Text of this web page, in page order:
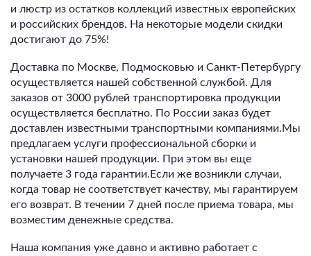
и люстр из остатков коллекций известных европейских
и российских брендов. На некоторые модели скидки
достигают до 75%!
Доставка по Москве, Подмосковью и Санкт-Петербургу
осуществляется нашей собственной службой. Для
заказов от 3000 рублей транспортировка продукции
осуществляется бесплатно. По России заказ будет
доставлен известными транспортными компаниями.Мы
предлагаем услуги профессиональной сборки и
установки нашей продукции. При этом вы еще
получаете 3 года гарантии.Если же возникли случаи,
когда товар не соответствует качеству, мы гарантируем
его возврат. В течении 7 дней после приема товара, мы
возместим денежные средства.
Наша компания уже давно и активно работает с